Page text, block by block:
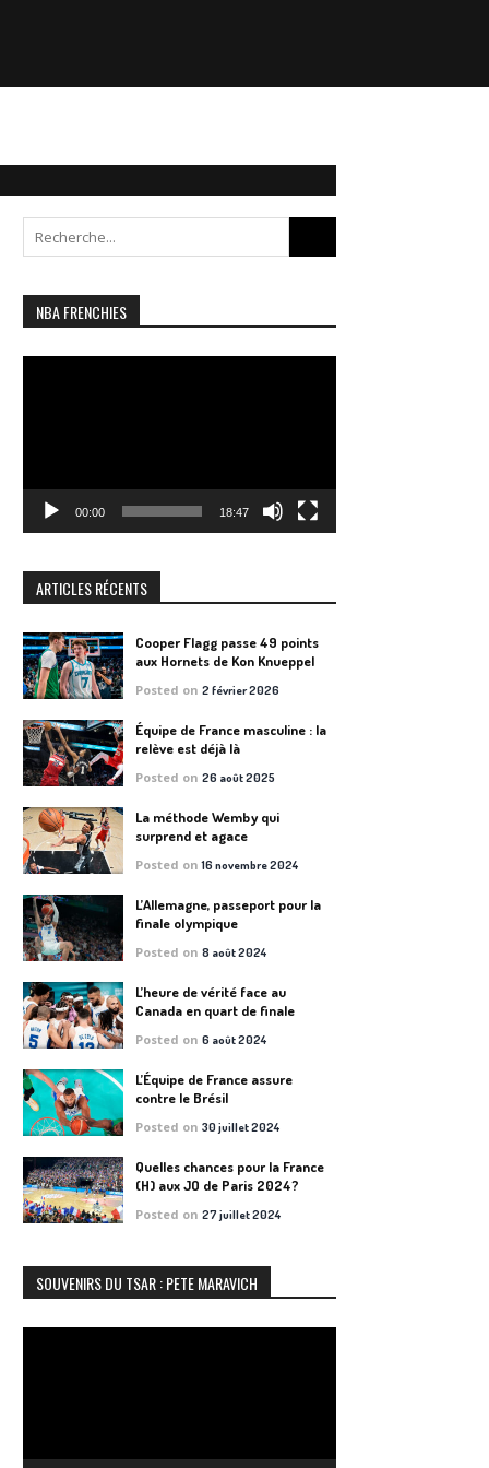
for:
NBA FRENCHIES
00:00 18:47
ARTICLES RÉCENTS
Cooper Flagg passe 49 points
aux Hornets de Kon Knueppel
Posted on2 février 2026
Équipe de France masculine : la
relève est déjà là
Posted on26 août 2025
La méthode Wemby qui
surprend et agace
Posted on16 novembre 2024
L’Allemagne, passeport pour la
finale olympique
Posted on8 août 2024
L’heure de vérité face au
Canada en quart de finale
Posted on6 août 2024
L’Équipe de France assure
contre le Brésil
Posted on30 juillet 2024
Quelles chances pour la France
(H) aux JO de Paris 2024?
Posted on27 juillet 2024
SOUVENIRS DU TSAR : PETE MARAVICH